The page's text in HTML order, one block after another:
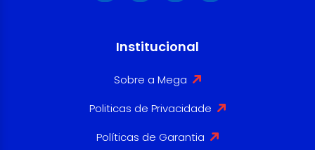
Institucional
Sobre a Mega
Politicas de Privacidade
Políticas de Garantia